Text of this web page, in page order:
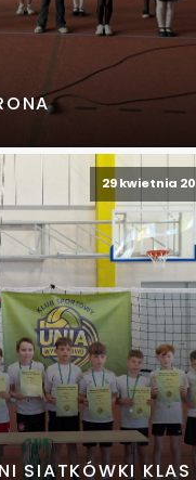
29 kwietnia
SIATKÓWKI KLAS